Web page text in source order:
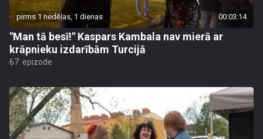
pirms 1 nedēļas, 1 dienas 00:03:14
"Man tā besī!" Kaspars Kambala nav mierā ar
krāpnieku izdarībām Turcijā
67. epizode